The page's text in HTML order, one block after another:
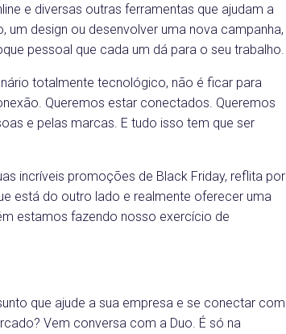
e diversas outras ferramentas que ajudam a
design ou desenvolver uma nova campanha,
pessoal que cada um dá para o seu trabalho.
totalmente tecnológico, não é ficar para
Queremos estar conectados. Queremos
e pelas marcas. E tudo isso tem que ser
incríveis promoções de Black Friday, reflita por
está do outro lado e realmente oferecer uma
estamos fazendo nosso exercício de
que ajude a sua empresa e se conectar com
Vem conversa com a Duo. É só na